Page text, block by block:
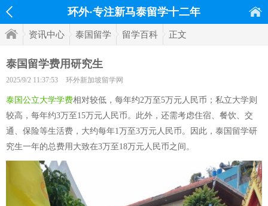
环外·专注新马泰留学十二年
资讯中心 泰国留学 留学百科 正文
泰国留学费用研究生
2025/9/2 11:37:53 环外新加坡留学网
泰国公立大学学费相对较低，每年约2万至5万元人民币；私立大学则
较高，每年约3万至15万元人民币。此外，还需考虑住宿、餐饮、交
通、保险等生活费，大约每年1万至3万元人民币。因此，泰国留学研
究生一年的总费用大致在3万至18万元人民币之间。